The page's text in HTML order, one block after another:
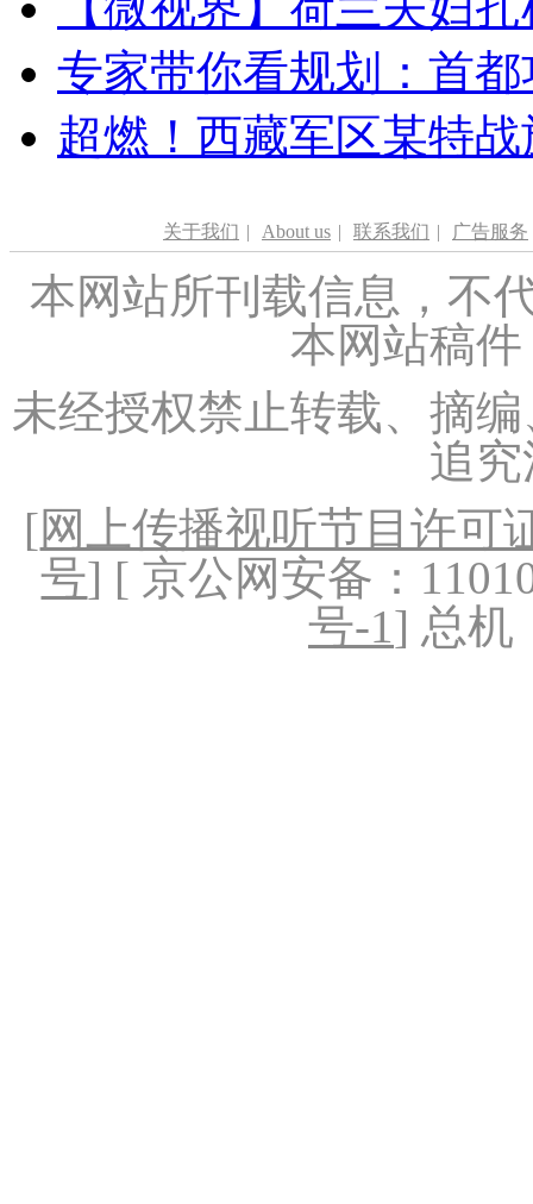
专家带你看规划：首
超燃！西藏军区某特
关于我们 | About us | 联系我们 | 广告服务
本网站所刊载信息，不
本网站稿
未经授权禁止转载、摘
追
[网上传播视听节目许可
号] [ 京公网安备：
号-1] 总机